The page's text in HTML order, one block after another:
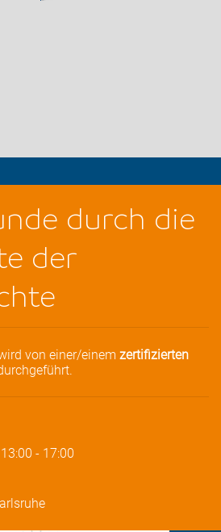
durch die
der
von einer/einem zertifizierten
13:00 - 17:00